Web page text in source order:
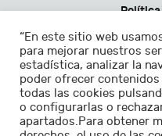
Lunes -
“En este sitio web
para mejorar nuestros
estadística, analizar la
poder ofrecer
todas las cookies
o configurarlas o
apartados.Para obtener